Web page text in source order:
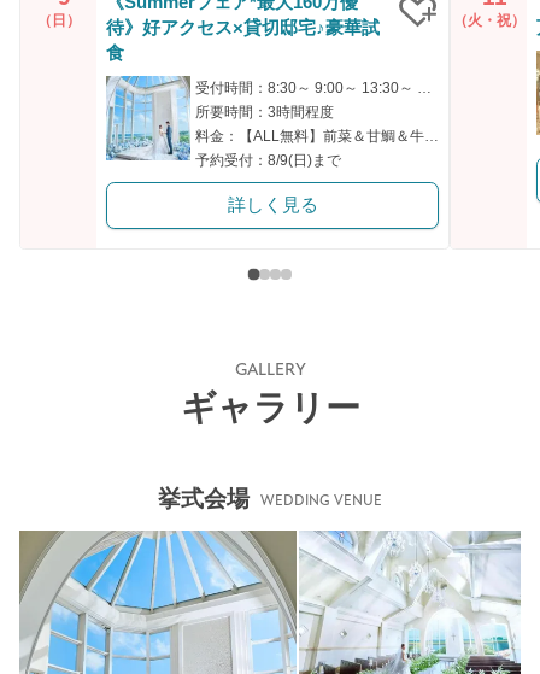
（日）
待》好アクセス×貸切邸宅♪豪華試
食
所要時間：3時間程度
予約受付：8/9(日)まで
詳しく見る
（火・祝）
GALLERY
ギャラリー
挙式会場 WEDDING VENUE